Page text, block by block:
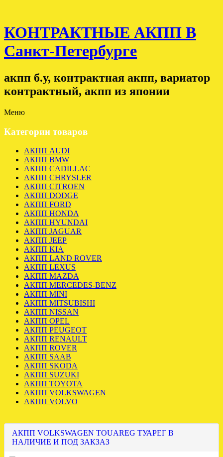
КОНТРАКТНЫЕ АКПП В
Санкт-Петербурге
акпп б.у, контрактная акпп, вариатор
контрактный, акпп из японии
Меню
Категории товаров
АКПП AUDI
АКПП BMW
АКПП CADILLAC
АКПП CHRYSLER
АКПП CITROEN
АКПП DODGE
АКПП FORD
АКПП HONDA
АКПП HYUNDAI
АКПП JAGUAR
АКПП JEEP
АКПП KIA
АКПП LAND ROVER
АКПП LEXUS
АКПП MAZDA
АКПП MERCEDES-BENZ
АКПП MINI
АКПП MITSUBISHI
АКПП NISSAN
АКПП OPEL
АКПП PEUGEOT
АКПП RENAULT
АКПП ROVER
АКПП SAAB
АКПП SKODA
АКПП SUZUKI
АКПП TOYOTA
АКПП VOLKSWAGEN
АКПП VOLVO
АКПП VOLKSWAGEN TOUAREG ТУАРЕГ В
НАЛИЧИЕ И ПОД ЗАКЗАЗ